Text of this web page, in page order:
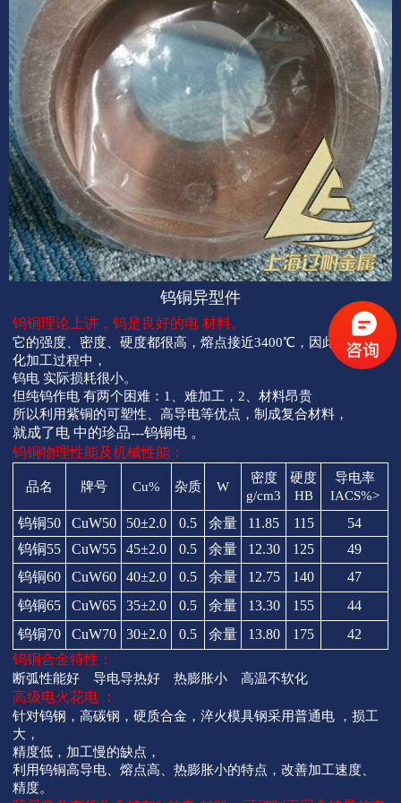
钨铜异型件
钨铜理论上讲，钨是良好的电 材料。
它的强度、密度、硬度都很高，熔点接近3400℃，因此在电火
化加工过程中，
钨电 实际损耗很小。
但纯钨作电 有两个困难：1、难加工，2、材料昂贵
所以利用紫铜的可塑性、高导电等优点，制成复合材料，
就成了电 中的珍品---钨铜电 。
钨铜物理性能及机械性能：
品名 牌号 Cu% 杂质 W
密度
g/cm3
硬度
HB
导电率
IACS%>
钨铜50 CuW50 50±2.0 0.5 余量 11.85 115
54
钨铜55
CuW55 45±2.0 0.5 余量 12.30 125
49
钨铜60
CuW60 40±2.0 0.5 余量 12.75 140
47
钨铜65
CuW65 35±2.0 0.5 余量 13.30 155
44
钨铜70
CuW70 30±2.0 0.5 余量 13.80 175
42
钨铜合金特性：
断弧性能好 导电导热好 热膨胀小 高温不软化
高级电火花电 ：
针对钨钢，高碳钢，硬质合金，淬火模具钢采用普通电 ，损工
大，
精度低，加工慢的缺点，
利用钨铜高导电、熔点高、热膨胀小的特点，改善加工速度、
精度。